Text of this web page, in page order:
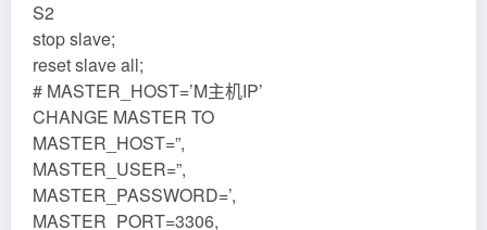
S2
stop slave;
reset slave all;
# MASTER_HOST=’M主机IP’
CHANGE MASTER TO
MASTER_HOST=”,
MASTER_USER=”,
MASTER_PASSWORD=’,
MASTER_PORT=3306,